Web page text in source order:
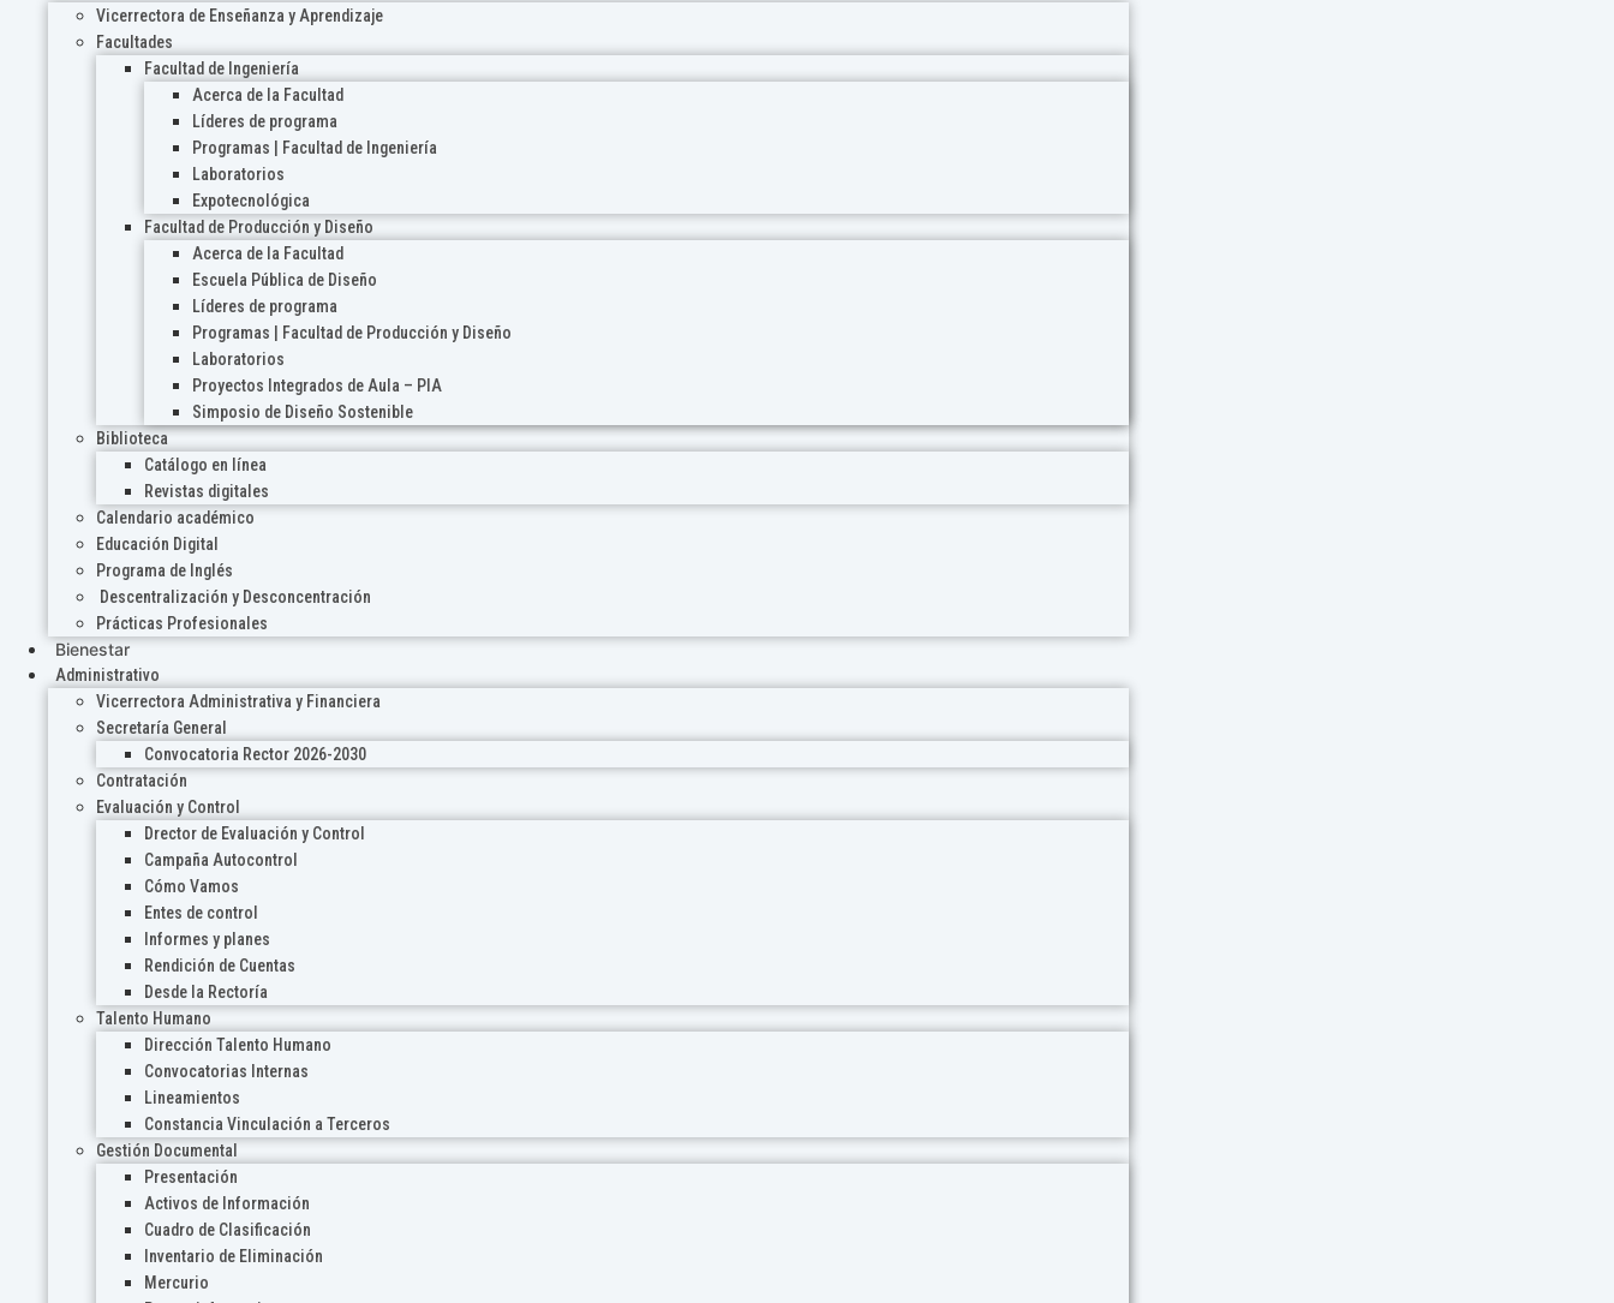
Vicerrectora de Enseñanza y Aprendizaje
Facultades
Facultad de Ingeniería
Acerca de la Facultad
Líderes de programa
Programas | Facultad de Ingeniería
Laboratorios
Expotecnológica
Facultad de Producción y Diseño
Acerca de la Facultad
Escuela Pública de Diseño
Líderes de programa
Programas | Facultad de Producción y Diseño
Laboratorios
Proyectos Integrados de Aula – PIA
Simposio de Diseño Sostenible
Biblioteca
Catálogo en línea
Revistas digitales
Calendario académico
Educación Digital
Programa de Inglés
Descentralización y Desconcentración
Prácticas Profesionales
Bienestar
Administrativo
Vicerrectora Administrativa y Financiera
Secretaría General
Convocatoria Rector 2026-2030
Contratación
Evaluación y Control
Drector de Evaluación y Control
Campaña Autocontrol
Cómo Vamos
Entes de control
Informes y planes
Rendición de Cuentas
Desde la Rectoría
Talento Humano
Dirección Talento Humano
Convocatorias Internas
Lineamientos
Constancia Vinculación a Terceros
Gestión Documental
Presentación
Activos de Información
Cuadro de Clasificación
Inventario de Eliminación
Mercurio